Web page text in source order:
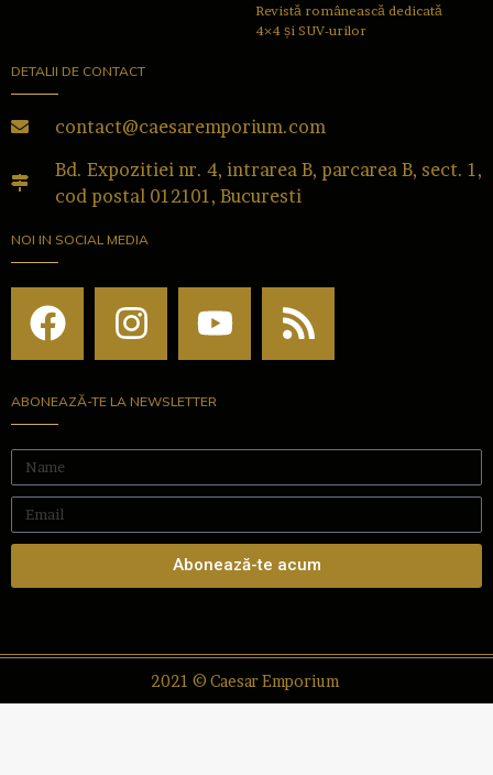
Revistă românească dedicată
4×4 și SUV-urilor
DETALII DE CONTACT
contact@caesaremporium.com
Bd. Expozitiei nr. 4, intrarea B, parcarea B, sect. 1,
cod postal 012101, Bucuresti
NOI IN SOCIAL MEDIA
ABONEAZĂ-TE LA NEWSLETTER
Abonează-te acum
2021 © Caesar Emporium